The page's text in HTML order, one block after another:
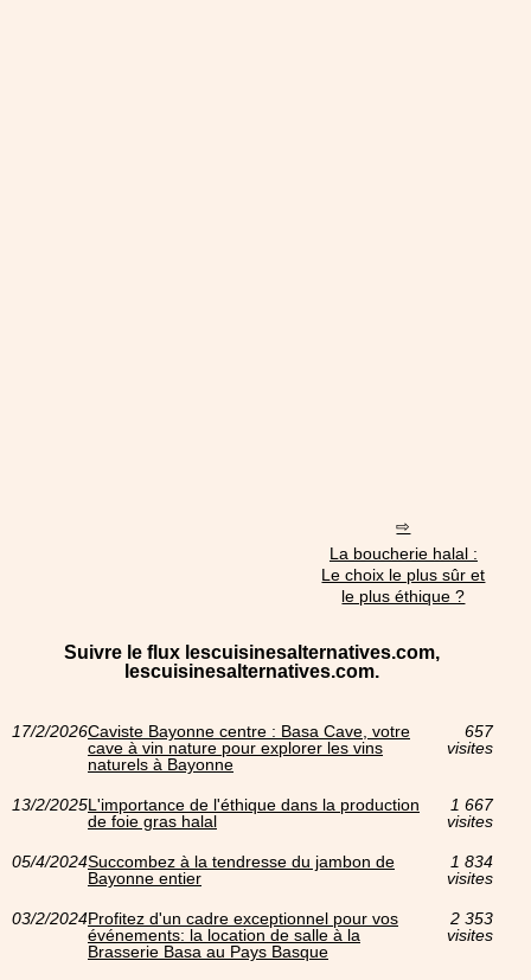
La boucherie halal :
Le choix le plus sûr et
le plus éthique ?
Suivre le flux lescuisinesalternatives.com,
lescuisinesalternatives.com.
17/2/2026Caviste Bayonne centre : Basa Cave, votre
cave à vin nature pour explorer les vins
naturels à Bayonne
657
visites
13/2/2025L'importance de l'éthique dans la production
de foie gras halal
1 667
visites
05/4/2024Succombez à la tendresse du jambon de
Bayonne entier
1 834
visites
03/2/2024Profitez d'un cadre exceptionnel pour vos
événements: la location de salle à la
Brasserie Basa au Pays Basque
2 353
visites